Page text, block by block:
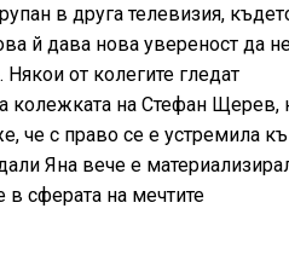
в друга телевизия,
й дава нова увереност да
от колегите гледат
колежката на Стефан Щерев,
че с право се е устремила
Яна вече е
в сферата на мечтите